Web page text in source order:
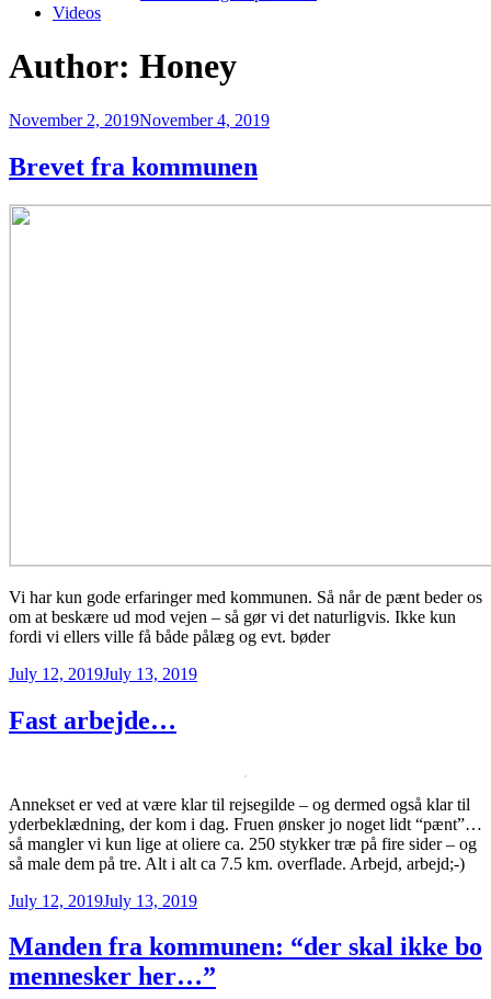
Videos
Author: Honey
Posted
November 2, 2019November 4, 2019
Brevet fra kommunen
Vi har kun gode erfaringer med kommunen. Så når de pænt beder os
om at beskære ud mod vejen – så gør vi det naturligvis. Ikke kun
fordi vi ellers ville få både pålæg og evt. bøder
Posted
July 12, 2019July 13, 2019
Fast arbejde…
Annekset er ved at være klar til rejsegilde – og dermed også klar til
yderbeklædning, der kom i dag. Fruen ønsker jo noget lidt “pænt”…
så mangler vi kun lige at oliere ca. 250 stykker træ på fire sider – og
så male dem på tre. Alt i alt ca 7.5 km. overflade. Arbejd, arbejd;-)
Posted
July 12, 2019July 13, 2019
Manden fra kommunen: “der skal ikke bo
mennesker her…”